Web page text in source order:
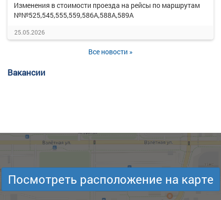
Изменения в стоимости проезда на рейсы по маршрутам
№№525,545,555,559,586А,588А,589А
25.05.2026
Все новости »
Вакансии
Посмотреть расположение на карте